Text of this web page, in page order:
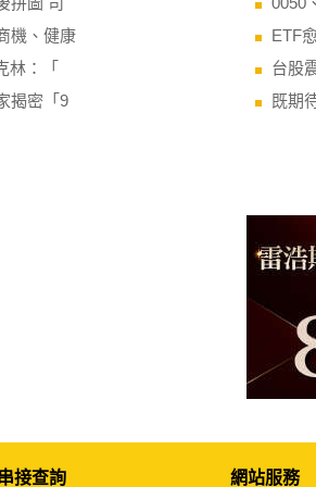
機、健康
林：「
揭密「9
ETF
台股
既期
接查詢 網站服務